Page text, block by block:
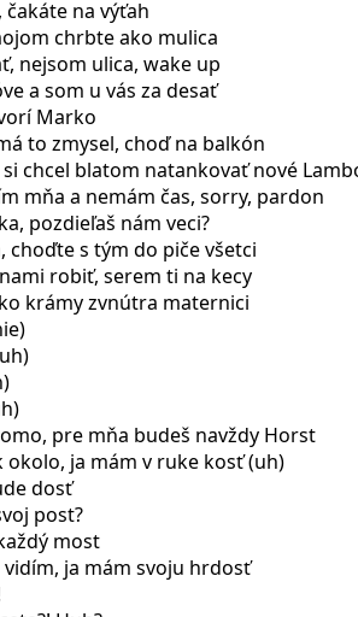
čakáte na výťah
chrbte ako mulica
nejsom ulica, wake up
a som u vás za desať
Marko
to zmysel, choď na balkón
chcel blatom natankovať nové
mňa a nemám čas, sorry, pardon
pozdieľaš nám veci?
choďte s tým do piče všetci
robiť, serem ti na kecy
krámy zvnútra maternici
pre mňa budeš navždy Horst
okolo, ja mám v ruke kosť (uh)
dosť
post?
most
vidím, ja mám svoju hrdosť